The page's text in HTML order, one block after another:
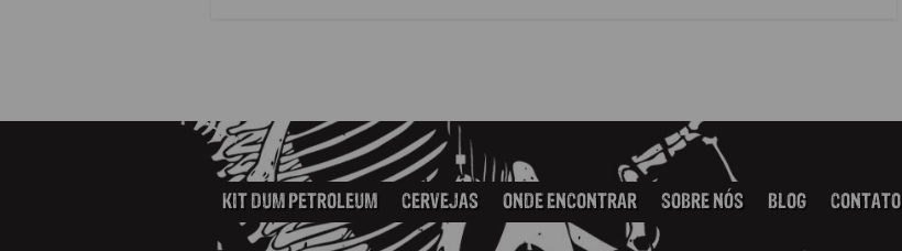
KIT DUM PETROLEUM CERVEJAS ONDE ENCONTRAR SOBRE NÓS BLOG CONTATO